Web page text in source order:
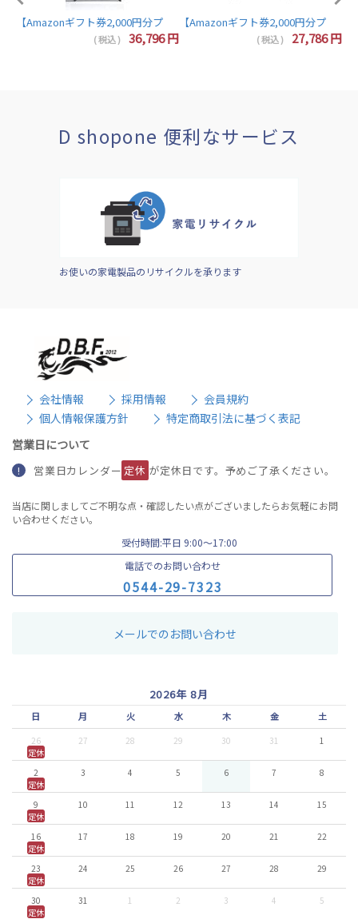
【Amazonギフト券2,000円分プレゼント】東芝 レグザ テレビ 32インチ
( 税込 ) 36,796円 ( 税込 ) 27,786円
D shopone 便利なサービス
お使いの家電製品のリサイクルを承ります
会社情報 採用情報
会員規約
個人情報保護方針
特定商取引法に基づく表記
営業日について
! 営業日カレンダー 定休 が定休日です。予めご了承ください。
当店に関しましてご不明な点・確認したい点がございましたらお気軽にお問
い合わせください。
受付時間:平日 9:00〜17:00
電話でのお問い合わせ
0544-29-7323
メールでのお問い合わせ
2026年 8月
日 月 火 水 木 金 土
26 27 28 29 30 31
1
定休
2
3 4 5 6 7
8
定休
9
10 11 12 13 14
15
定休
16
17 18 19 20 21
22
定休
23
24 25 26 27 28
29
定休
30
31 1 2 3 4
5
定休